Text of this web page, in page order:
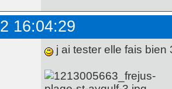
16:04:29
j ai tester elle fais bien